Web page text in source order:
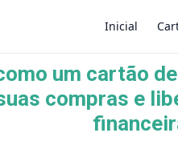
Inicial
×
um cartão
compras e